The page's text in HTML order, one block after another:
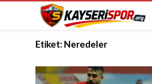
Etiket: Neredeler